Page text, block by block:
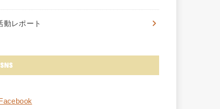
動レポート
SNS